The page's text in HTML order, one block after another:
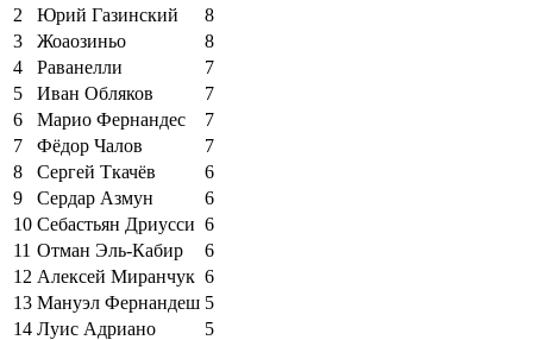
2
Юрий Газинский
8
3
Жоаозиньо
8
4
Раванелли
7
5
Иван Обляков
7
6
Марио Фернандес
7
7
Фёдор Чалов
7
8
Сергей Ткачёв
6
9
Сердар Азмун
6
10 Себастьян Дриусси 6
11 Отман Эль-Кабир
6
12 Алексей Миранчук 6
13 Мануэл Фернандеш 5
14 Луис Адриано
5